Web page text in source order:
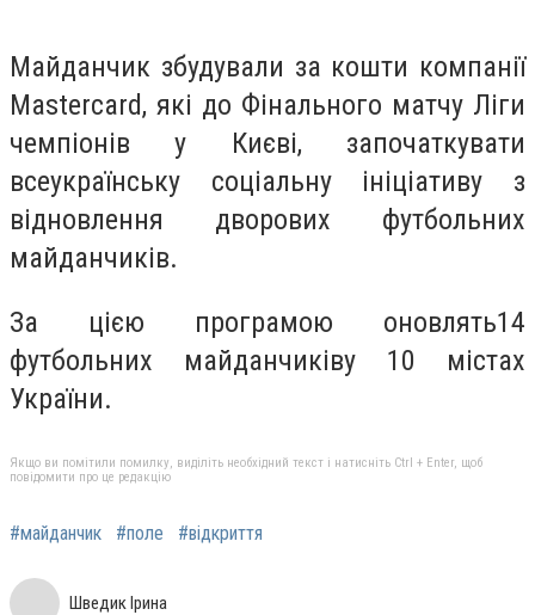
Майданчик збудували за кошти компанії
Mastercard, які до Фінального матчу Ліги
чемпіонів у Києві, започаткувати
всеукраїнську соціальну ініціативу з
відновлення дворових футбольних
майданчиків.
За цією програмою оновлять14
футбольних майданчиківу 10 містах
України.
Якщо ви помітили помилку, виділіть необхідний текст і натисніть Ctrl + Enter, щоб
повідомити про це редакцію
#майданчик #поле #відкриття
Шведик Ірина